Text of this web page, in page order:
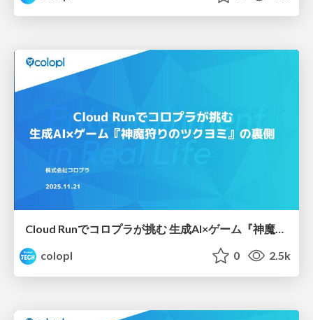
Cloud Runでコロプラが挑む 生成AI×ゲーム『神魔狩りのツクヨミ』の裏側
colopl
0 2.5k